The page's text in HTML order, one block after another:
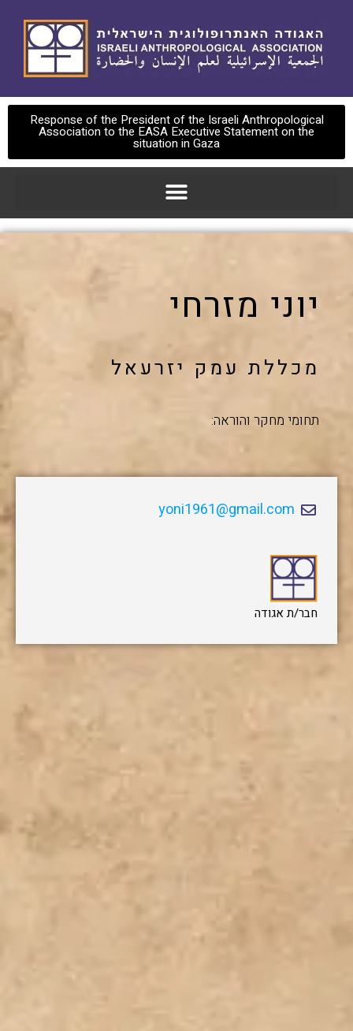
Response of the President of the Israeli Anthropological
Association to the EASA Executive Statement on the
situation in Gaza
יוני מזרחי
מכללת עמק יזרעאל
תחומי מחקר והוראה:
yoni1961@gmail.com
חבר/ת אגודה